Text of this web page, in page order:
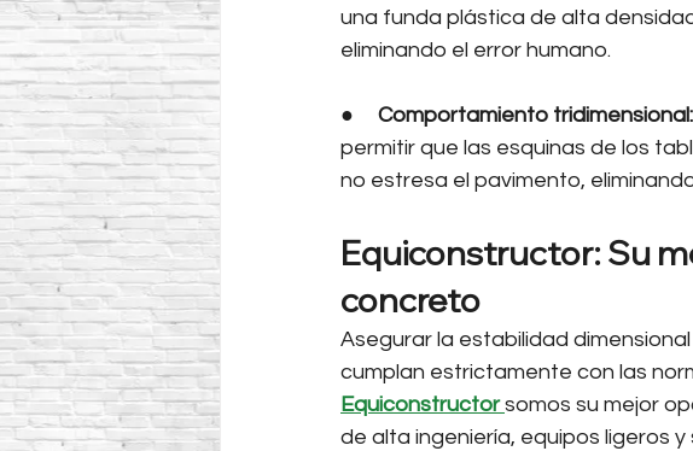
una funda plástica de alta
eliminando el error humano.
● Comportamiento tridimensional:
permitir que las esquinas de los
no estresa el pavimento,
Equiconstructor: Su
concreto
Asegurar la estabilidad
cumplan estrictamente con las
Equiconstructor somos su mejor
de alta ingeniería, equipos ligeros